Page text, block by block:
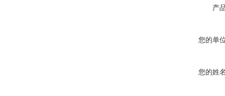
产
您的单
您的姓